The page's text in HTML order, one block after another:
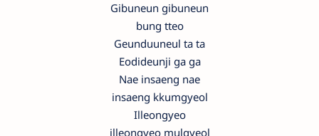
Gibuneun gibuneun
bung tteo
Geunduuneul ta ta
Eodideunji ga ga
Nae insaeng nae
insaeng kkumgyeol
Illeongyeo
illeongyeo mulgyeol